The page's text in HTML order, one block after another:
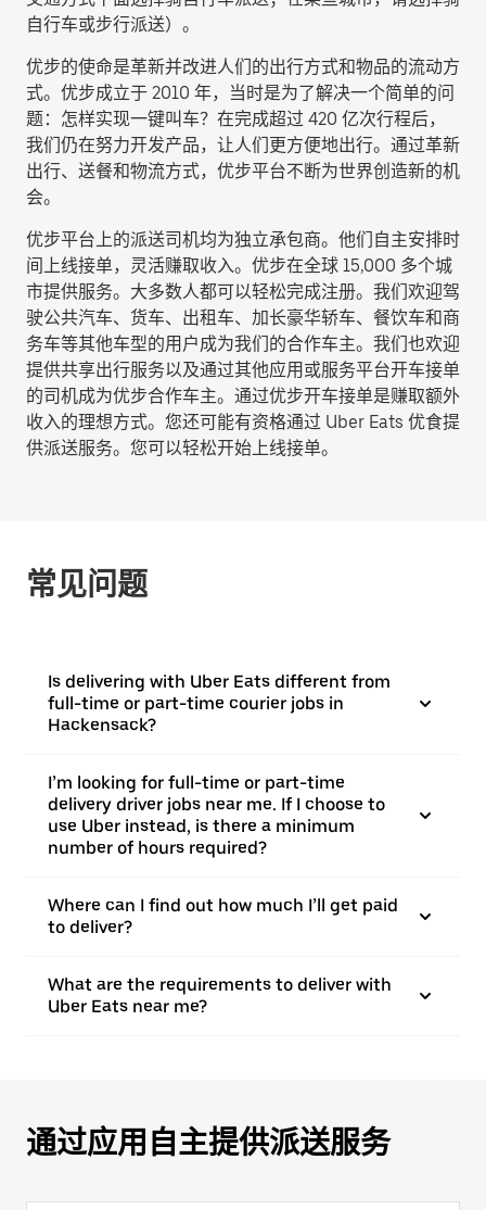
自行车或步行派送）。
优步的使命是革新并改进人们的出行方式和物品的流动方
式。优步成立于 2010 年，当时是为了解决一个简单的问
题：怎样实现一键叫车？在完成超过 420 亿次行程后，
我们仍在努力开发产品，让人们更方便地出行。通过革新
出行、送餐和物流方式，优步平台不断为世界创造新的机
会。
优步平台上的派送司机均为独立承包商。他们自主安排时
间上线接单，灵活赚取收入。优步在全球 15,000 多个城
市提供服务。大多数人都可以轻松完成注册。我们欢迎驾
驶公共汽车、货车、出租车、加长豪华轿车、餐饮车和商
务车等其他车型的用户成为我们的合作车主。我们也欢迎
提供共享出行服务以及通过其他应用或服务平台开车接单
的司机成为优步合作车主。通过优步开车接单是赚取额外
收入的理想方式。您还可能有资格通过 Uber Eats 优食提
供派送服务。您可以轻松开始上线接单。
常见问题
Is delivering with Uber Eats different from
full-time or part-time courier jobs in
Hackensack?
I’m looking for full-time or part-time
delivery driver jobs near me. If I choose to
use Uber instead, is there a minimum
number of hours required?
Where can I find out how much I’ll get paid
to deliver?
What are the requirements to deliver with
Uber Eats near me?
通过应用自主提供派送服务